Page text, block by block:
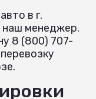
в г.
наш менеджер.
8 (800) 707-